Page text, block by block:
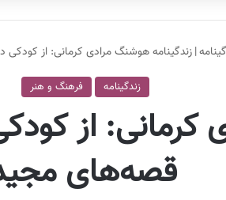
|زندگینامه هوشنگ مرادی کرمانی: از
زندگینامه فرهنگ و هنر
کرمانی: از
قصه‌های